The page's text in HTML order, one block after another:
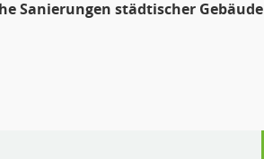
Sanierungen städtischer Gebäude